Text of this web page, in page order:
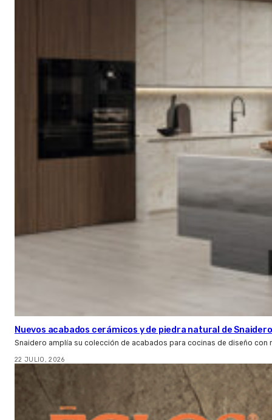
Nuevos acabados cerámicos y de piedra natural de Snaidero
Snaidero amplía su colección de acabados para cocinas de diseño
22 JULIO, 2026